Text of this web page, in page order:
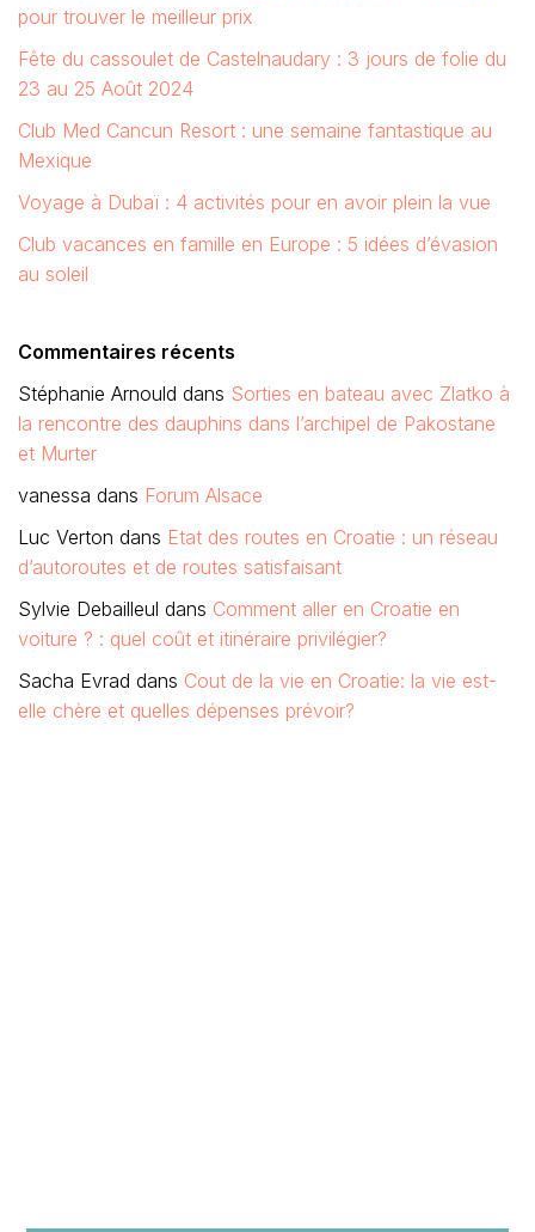
pour trouver le meilleur prix
Fête du cassoulet de Castelnaudary : 3 jours de folie du
23 au 25 Août 2024
Club Med Cancun Resort : une semaine fantastique au
Mexique
Voyage à Dubaï : 4 activités pour en avoir plein la vue
Club vacances en famille en Europe : 5 idées d’évasion
au soleil
Commentaires récents
Stéphanie Arnould dans Sorties en bateau avec Zlatko à
la rencontre des dauphins dans l’archipel de Pakostane
et Murter
vanessa dans Forum Alsace
Luc Verton dans Etat des routes en Croatie : un réseau
d’autoroutes et de routes satisfaisant
Sylvie Debailleul dans Comment aller en Croatie en
voiture ? : quel coût et itinéraire privilégier?
Sacha Evrad dans Cout de la vie en Croatie: la vie est-
elle chère et quelles dépenses prévoir?